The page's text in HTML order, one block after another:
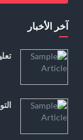
آخر الأخبار